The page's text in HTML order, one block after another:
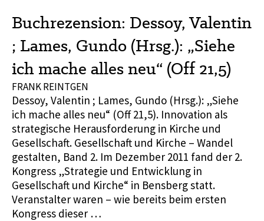
Buchrezension: Dessoy, Valentin
; Lames, Gundo (Hrsg.): „Siehe
ich mache alles neu“ (Off 21,5)
FRANK REINTGEN
Dessoy, Valentin ; Lames, Gundo (Hrsg.): „Siehe
ich mache alles neu“ (Off 21,5). Innovation als
strategische Herausforderung in Kirche und
Gesellschaft. Gesellschaft und Kirche – Wandel
gestalten, Band 2. Im Dezember 2011 fand der 2.
Kongress „Strategie und Entwicklung in
Gesellschaft und Kirche“ in Bensberg statt.
Veranstalter waren – wie bereits beim ersten
Kongress dieser …